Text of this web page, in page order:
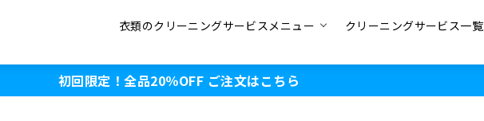
衣類のクリーニングサービスメニュー クリーニングサービス一覧
初回限定！全品20％OFF ご注文はこちら